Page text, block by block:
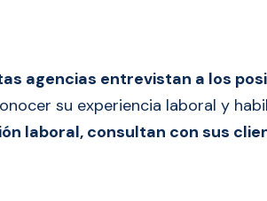
agencias entrevistan a los
su experiencia laboral y
laboral, consultan con sus